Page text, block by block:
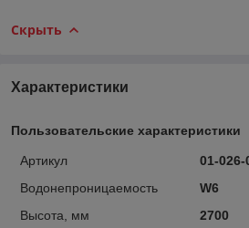
Скрыть
Характеристики
Пользовательские характеристики
Артикул
01-026-
Водонепроницаемость
W6
Высота, мм
2700